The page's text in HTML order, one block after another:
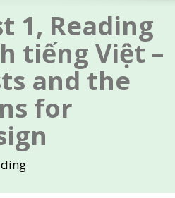
1, Reading
tiếng Việt –
and the
for